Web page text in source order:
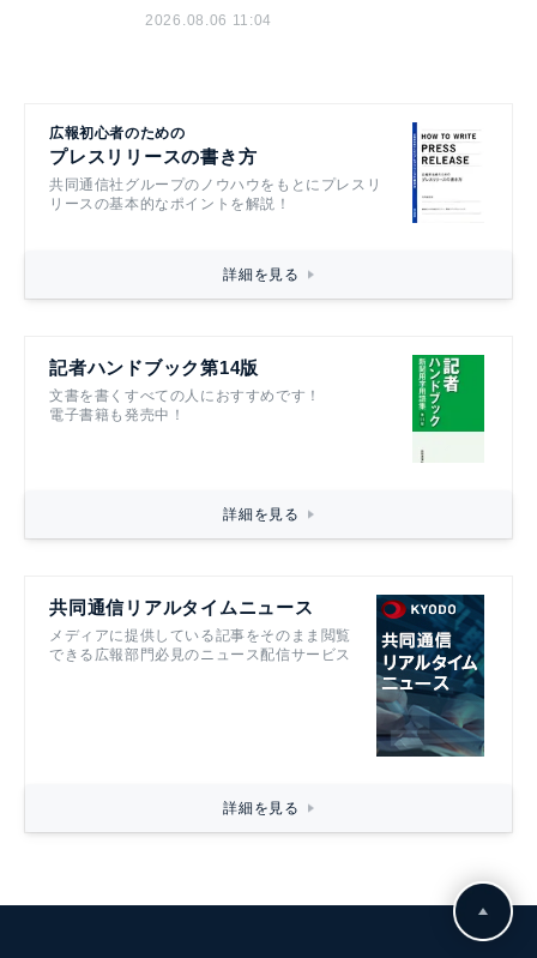
2026.08.06 11:04
広報初心者のための
プレスリリースの書き方
共同通信社グループのノウハウをもとにプレスリ
リースの基本的なポイントを解説！
詳細を見る
記者ハンドブック第14版
文書を書くすべての人におすすめです！
電子書籍も発売中！
詳細を見る
共同通信リアルタイムニュース
メディアに提供している記事をそのまま閲覧
できる広報部門必見のニュース配信サービス
詳細を見る